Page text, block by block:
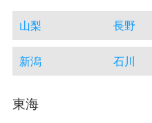
山梨 長野
新潟 石川
東海